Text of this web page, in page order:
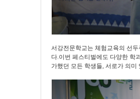
서강전문학교는 체험교육의 선
다.이번 페스티벌에도 다양한 학
가했던 모든 학생들,서로가 의미